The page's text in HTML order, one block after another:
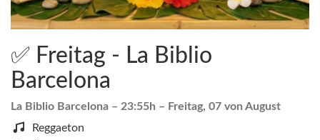
✅ Freitag - La Biblio
Barcelona
La Biblio Barcelona – 23:55h – Freitag, 07 von August
Reggaeton